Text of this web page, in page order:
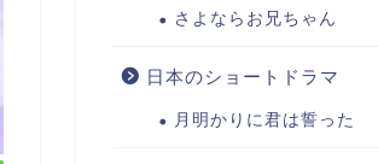
さよならお兄ちゃん
日本のショートドラマ
月明かりに君は誓った